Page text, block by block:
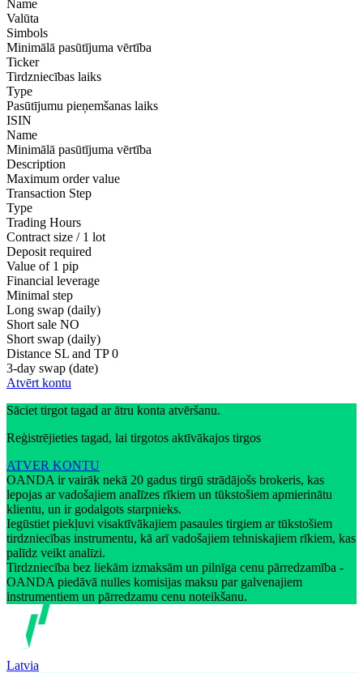
Name
Valūta
Simbols
Minimālā pasūtījuma vērtība
Ticker
Tirdzniecības laiks
Type
Pasūtījumu pieņemšanas laiks
ISIN
Name
Minimālā pasūtījuma vērtība
Description
Maximum order value
Transaction Step
Type
Trading Hours
Contract size / 1 lot
Deposit required
Value of 1 pip
Financial leverage
Minimal step
Long swap (daily)
Short sale NO
Short swap (daily)
Distance SL and TP 0
3-day swap (date)
Atvērt kontu
Sāciet tirgot tagad ar ātru konta atvēršanu.
Reģistrējieties tagad, lai tirgotos aktīvākajos tirgos
ATVER KONTU
OANDA ir vairāk nekā 20 gadus tirgū strādājošs brokeris, kas
lepojas ar vadošajiem analīzes rīkiem un tūkstošiem apmierinātu
klientu, un ir godalgots starpnieks.
Iegūstiet piekļuvi visaktīvākajiem pasaules tirgiem ar tūkstošiem
tirdzniecības instrumentu, kā arī vadošajiem tehniskajiem rīkiem, kas
palīdz veikt analīzi.
Tirdzniecība bez liekām izmaksām un pilnīga cenu pārredzamība -
OANDA piedāvā nulles komisijas maksu par galvenajiem
instrumentiem un pārredzamu cenu noteikšanu.
Latvia